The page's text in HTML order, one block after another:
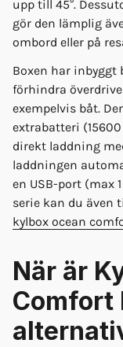
upp till 45°.
gör den lämplig
ombord eller på
Boxen har
förhindra
exempelvis båt.
extrabatteri
direkt laddning
laddningen
en USB-port (max
serie kan du även
kylbox ocean
När är
Comfort